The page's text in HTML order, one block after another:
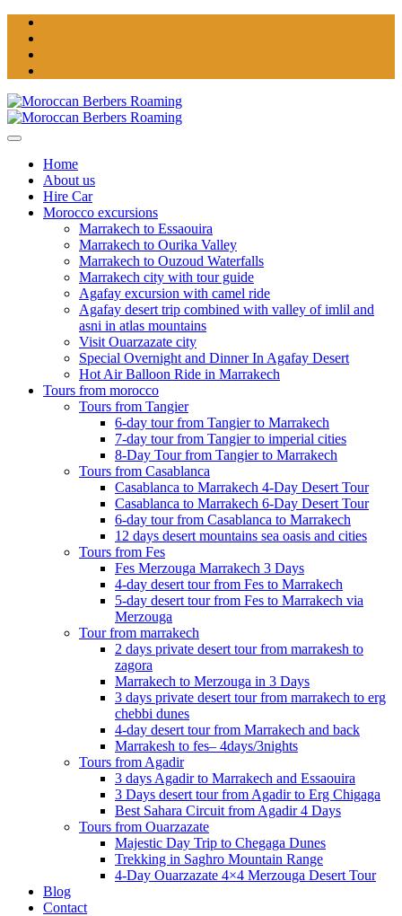
Home
About us
Hire Car
Morocco excursions
Marrakech to Essaouira
Marrakech to Ourika Valley
Marrakech to Ouzoud Waterfalls
Marrakech city with tour guide
Agafay excursion with camel ride
Agafay desert trip combined with valley of imlil and
asni in atlas mountains
Visit Ouarzazate city
Special Overnight and Dinner In Agafay Desert
Hot Air Balloon Ride in Marrakech
Tours from morocco
Tours from Tangier
6-day tour from Tangier to Marrakech
7-day tour from Tangier to imperial cities
8-Day Tour from Tangier to Marrakech
Tours from Casablanca
Casablanca to Marrakech 4-Day Desert Tour
Casablanca to Marrakech 6-Day Desert Tour
6-day tour from Casablanca to Marrakech
12 days desert mountains sea oasis and cities
Tours from Fes
Fes Merzouga Marrakech 3 Days
4-day desert tour from Fes to Marrakech
5-day desert tour from Fes to Marrakech via
Merzouga
Tour from marrakech
2 days private desert tour from marrakesh to
zagora
Marrakech to Merzouga in 3 Days
3 days private desert tour from marrakech to erg
chebbi dunes
4-day desert tour from Marrakech and back
Marrakesh to fes– 4days/3nights
Tours from Agadir
3 days Agadir to Marrakech and Essaouira
3 Days desert tour from Agadir to Erg Chigaga
Best Sahara Circuit from Agadir 4 Days
Tours from Ouarzazate
Majestic Day Trip to Chegaga Dunes
Trekking in Saghro Mountain Range
4-Day Ouarzazate 4×4 Merzouga Desert Tour
Blog
Contact